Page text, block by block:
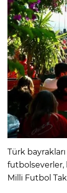
Türk
futbolseverler,
Milli Futbol